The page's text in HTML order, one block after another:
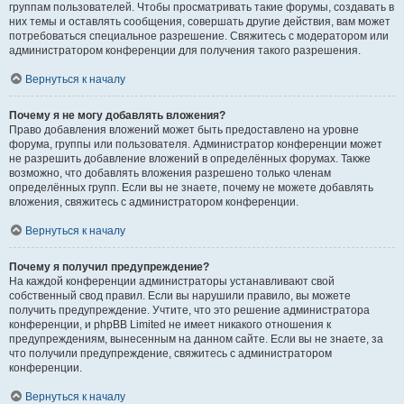
группам пользователей. Чтобы просматривать такие форумы, создавать в
них темы и оставлять сообщения, совершать другие действия, вам может
потребоваться специальное разрешение. Свяжитесь с модератором или
администратором конференции для получения такого разрешения.
Вернуться к началу
Почему я не могу добавлять вложения?
Право добавления вложений может быть предоставлено на уровне
форума, группы или пользователя. Администратор конференции может
не разрешить добавление вложений в определённых форумах. Также
возможно, что добавлять вложения разрешено только членам
определённых групп. Если вы не знаете, почему не можете добавлять
вложения, свяжитесь с администратором конференции.
Вернуться к началу
Почему я получил предупреждение?
На каждой конференции администраторы устанавливают свой
собственный свод правил. Если вы нарушили правило, вы можете
получить предупреждение. Учтите, что это решение администратора
конференции, и phpBB Limited не имеет никакого отношения к
предупреждениям, вынесенным на данном сайте. Если вы не знаете, за
что получили предупреждение, свяжитесь с администратором
конференции.
Вернуться к началу